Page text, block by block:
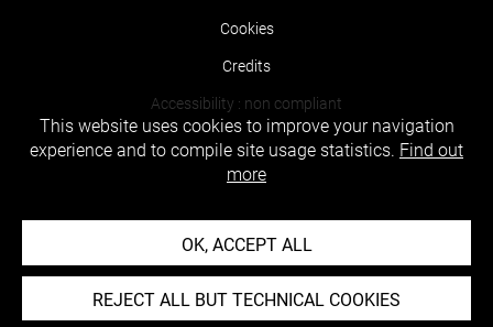
Cookies
Credits
Accessibility : non compliant
This website uses cookies to improve your navigation
experience and to compile site usage statistics. Find out
more
OK, ACCEPT ALL
REJECT ALL BUT TECHNICAL COOKIES